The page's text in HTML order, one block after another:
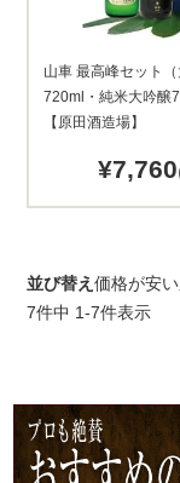
山車 最高峰セット
720ml・純米大吟醸
【原田酒造場】
¥7,760
並び替え 価格が安
7件中 1-7件表示